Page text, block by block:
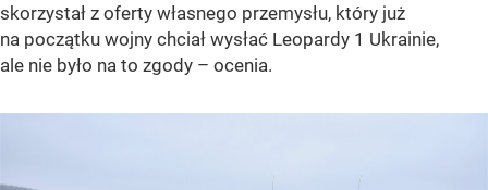
skorzystał z oferty własnego przemysłu, który już
na początku wojny chciał wysłać Leopardy 1 Ukrainie,
ale nie było na to zgody – ocenia.